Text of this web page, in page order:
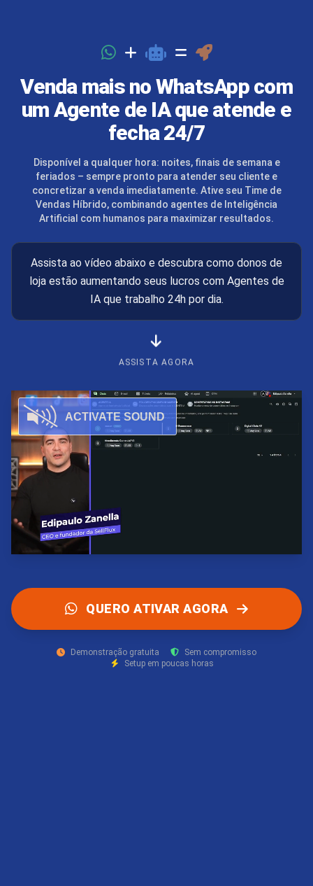
Venda mais no WhatsApp com
um Agente de IAque atende e
fecha 24/7
Disponível a qualquer hora: noites, finais de semana e
feriados – sempre pronto para atender seu cliente e
concretizar a venda imediatamente. Ativeseu Time de
Vendas Híbrido, combinando agentes de Inteligência
Artificial com humanos para maximizar resultados.
Assista ao vídeo abaixo e descubra como donos de
loja estão aumentando seus lucros com Agentes de
IA que trabalho 24h por dia.
ASSISTA AGORA
QUERO ATIVAR AGORA
Demonstração gratuita
Sem compromisso
Setup em poucas horas